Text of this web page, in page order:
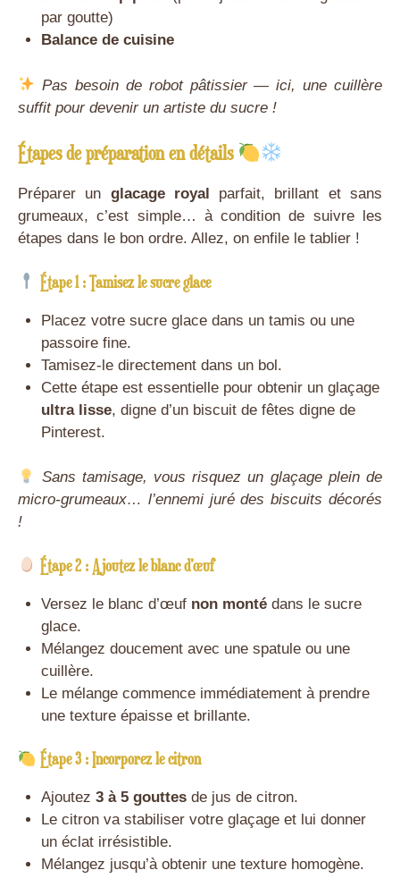
par goutte)
Balance de cuisine
Pas besoin de robot pâtissier — ici, une cuillère
suffit pour devenir un artiste du sucre !
Étapes de préparation en détails
Préparer un glacage royal parfait, brillant et sans
grumeaux, c’est simple… à condition de suivre les
étapes dans le bon ordre. Allez, on enfile le tablier !
Étape 1 : Tamisez le sucre glace
Placez votre sucre glace dans un tamis ou une
passoire fine.
Tamisez-le directement dans un bol.
Cette étape est essentielle pour obtenir un glaçage
ultra lisse, digne d’un biscuit de fêtes digne de
Pinterest.
Sans tamisage, vous risquez un glaçage plein de
micro-grumeaux… l’ennemi juré des biscuits décorés
!
Étape 2 : Ajoutez le blanc d’œuf
Versez le blanc d’œuf non montédans le sucre
glace.
Mélangez doucement avec une spatule ou une
cuillère.
Le mélange commence immédiatement à prendre
une texture épaisse et brillante.
Étape 3 : Incorporez le citron
Ajoutez 3 à 5 gouttesde jus de citron.
Le citron va stabiliser votre glaçage et lui donner
un éclat irrésistible.
Mélangez jusqu’à obtenir une texture homogène.